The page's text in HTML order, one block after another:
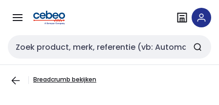
naar
naar
Zoekveld invoer
Breadcrumb bekijken